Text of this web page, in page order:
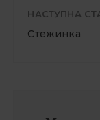
НАСТУПНА
Стежинка